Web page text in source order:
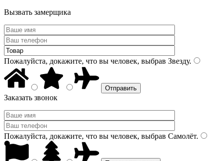
Вызвать замерщика
Пожалуйста, докажите, что вы человек, выбрав Звезду.
Заказать звонок
Пожалуйста, докажите, что вы человек, выбрав Самолёт.